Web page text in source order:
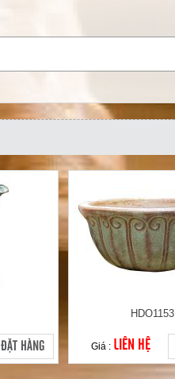
ĐẶT HÀNG
HDO1153
Giá : LIÊN HỆ